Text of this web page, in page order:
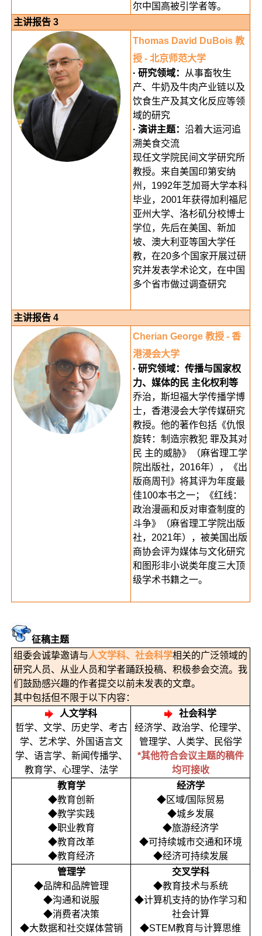
尔中国高被引学者等。
主讲报告 3
Thomas David DuBois 教
授 - 北京师范大学
· 研究领域：
从事畜牧生
产、牛奶及牛肉产业链以及
饮食生产及其文化反应等领
域的研究
· 演讲主题：沿着大运河追
溯美食交流
现任文学院民间文学研究所
教授。来自美国印第安纳
州，1992年芝加哥大学本科
毕业，2001年获得加利福尼
亚州大学、洛杉矶分校博士
学位，先后在美国、新加
坡、澳大利亚等国大学任
教，在20多个国家开展过研
究并发表学术论文，在中国
多个省市做过调查研究
主讲报告 4
Cherian George 教授 - 香
港浸会大学
· 研究领域：传播与国家权
力、媒体的民 主化权利等
乔治，斯坦福大学传播学博
士，香港浸会大学传媒研究
教授。他的著作包括《仇恨
旋转：制造宗教犯 罪及其对
民 主的威胁》（麻省理工学
院出版社，2016年），《出
版商周刊》将其评为年度最
佳100本书之一；《红线：
政治漫画和反对审查制度的
斗争》（麻省理工学院出版
社，2021年），被美国出版
商协会评为媒体与文化研究
和图形非小说类年度三大顶
级学术书籍之一。
征稿主题
组委会诚挚邀请与人文学科、社会科学相关的广泛领域的
研究人员、从业人员和学者踊跃投稿、积极参会交流。我
们鼓励感兴趣的作者提交以前未发表的文章。
其中包括但不限于以下内容：
人文学科
哲学、文学、历史学、考古
学、艺术学、外国语言文
学、语言学、新闻传播学、
教育学、心理学、法学
社会科学
经济学、政治学、伦理学、
管理学、人类学、民俗学
*其他符合会议主题的稿件
均可接收
教育学
◆教育创新
◆教学实践
◆职业教育
◆教育改革
◆教育经济
经济学
◆区域/国际贸易
◆城乡发展
◆旅游经济学
◆可持续城市交通和环境
◆经济可持续发展
管理学
◆品牌和品牌管理
◆沟通和说服
◆消费者决策
◆大数据和社交媒体营销
交叉学科
◆教育技术与系统
◆计算机支持的协作学习和
社会计算
◆STEM教育与计算思维